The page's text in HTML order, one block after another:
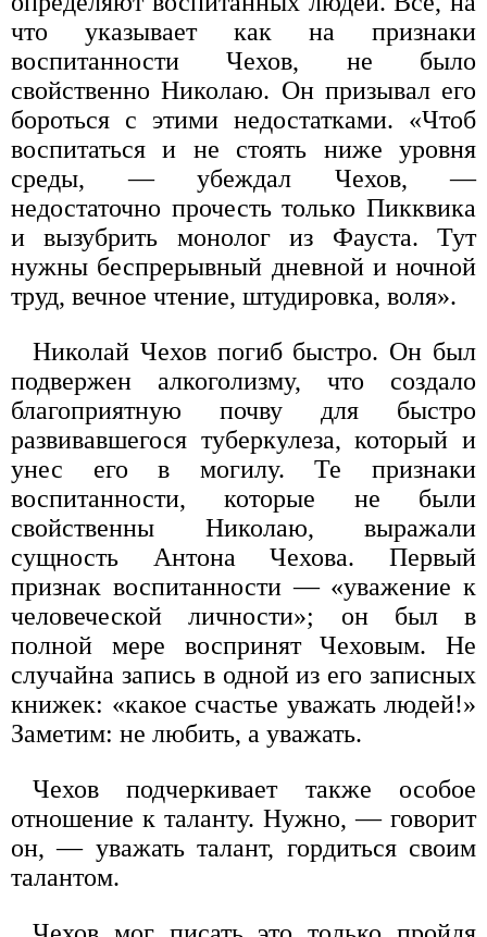
что указывает как на признаки
воспитанности Чехов, не было
свойственно Николаю. Он призывал его
бороться с этими недостатками. «Чтоб
воспитаться и не стоять ниже уровня
среды, — убеждал Чехов, —
недостаточно прочесть только Пикквика
и вызубрить монолог из Фауста. Тут
нужны беспрерывный дневной и ночной
труд, вечное чтение, штудировка, воля».
Николай Чехов погиб быстро. Он был
подвержен алкоголизму, что создало
благоприятную почву для быстро
развивавшегося туберкулеза, который и
унес его в могилу. Те признаки
воспитанности, которые не были
свойственны Николаю, выражали
сущность Антона Чехова. Первый
признак воспитанности — «уважение к
человеческой личности»; он был в
полной мере воспринят Чеховым. Не
случайна запись в одной из его записных
книжек: «какое счастье уважать людей!»
Заметим: не любить, а уважать.
Чехов подчеркивает также особое
отношение к таланту. Нужно, — говорит
он, — уважать талант, гордиться своим
талантом.